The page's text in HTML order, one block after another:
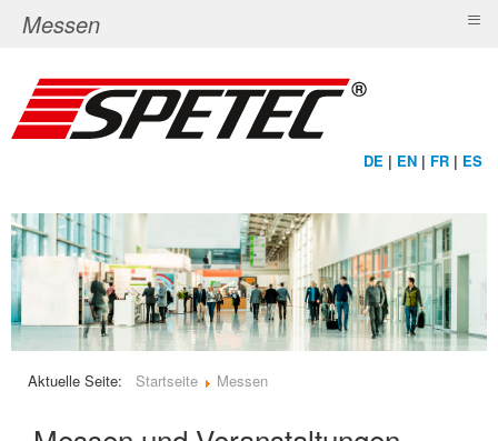
DE | EN | FR | ES
Aktuelle Seite: Startseite Messen
Messen ≡